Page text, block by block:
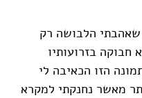
שאהבתי הלבושה רק
בזרועותיו
הזו הכאיבה לי
מאשר נחנקתי למקרא